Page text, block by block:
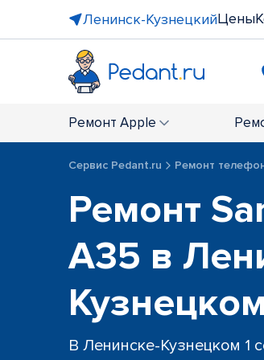
Ленинск-КузнецкийЦены
Ремонт Apple
Сервис Pedant.ru Ремонт
Ремонт
A35 в
В Ленинске-Кузнецком 1